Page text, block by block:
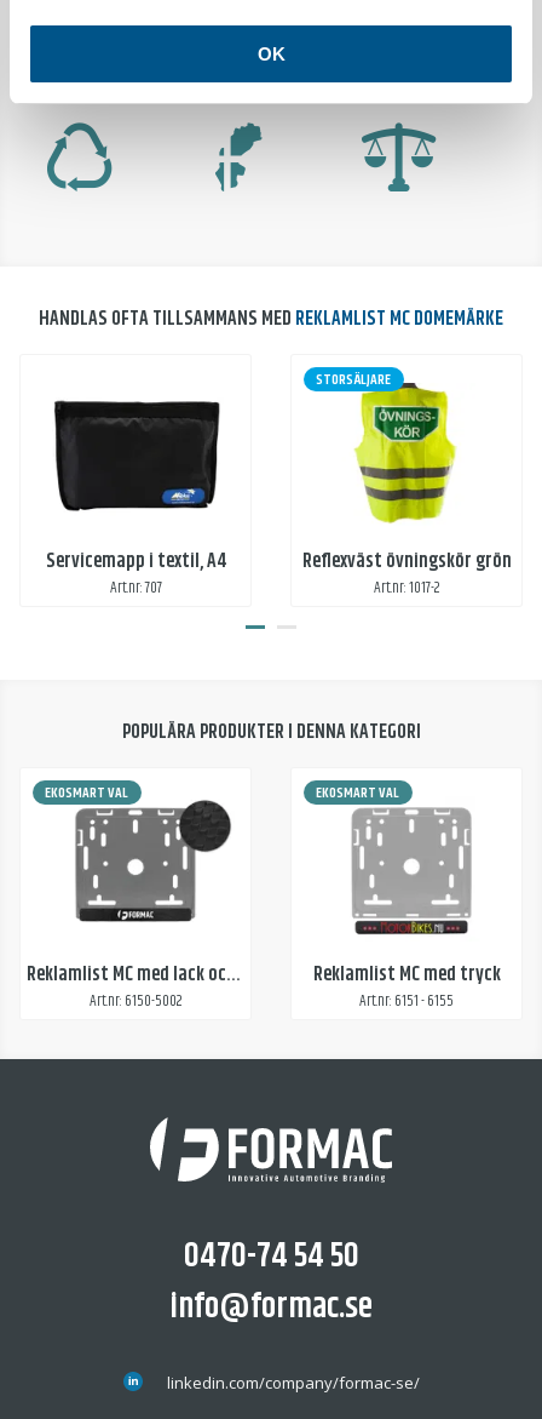
OK
MILJÖDATA
Utsläpp co² 0.0056kg/st
HANDLAS OFTA TILLSAMMANS MED REKLAMLIST MC DOMEMÄRKE
Servicemapp i textil, A4
Art.nr: 707
STORSÄLJARE
Reflexväst övningskör grön
Art.nr: 1017-2
POPULÄRA PRODUKTER I DENNA KATEGORI
EKOSMART VAL
Reklamlist MC med lack och vitt tryck
Art.nr: 6150-5002
EKOSMART VAL
Reklamlist MC med tryck
Art.nr: 6151 - 6155
0470-74 54 50
info@formac.se
linkedin.com/company/formac-se/